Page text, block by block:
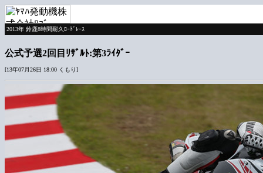
2013年 鈴鹿8時間耐久ﾛｰﾄﾞﾚｰｽ
公式予選2回目ﾘｻﾞﾙﾄ:第3ﾗｲﾀﾞｰ
[13年07月26日 18:00 くもり]